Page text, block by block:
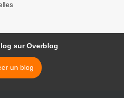
sur Overblog
un blog